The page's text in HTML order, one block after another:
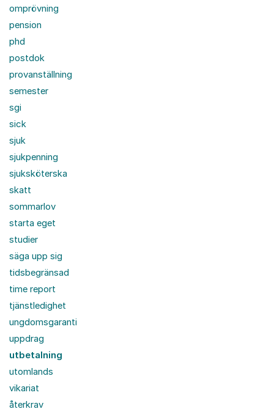
omprövning
pension
phd
postdok
provanställning
semester
sgi
sick
sjuk
sjukpenning
sjuksköterska
skatt
sommarlov
starta eget
studier
säga upp sig
tidsbegränsad
time report
tjänstledighet
ungdomsgaranti
uppdrag
utbetalning
utomlands
vikariat
återkrav